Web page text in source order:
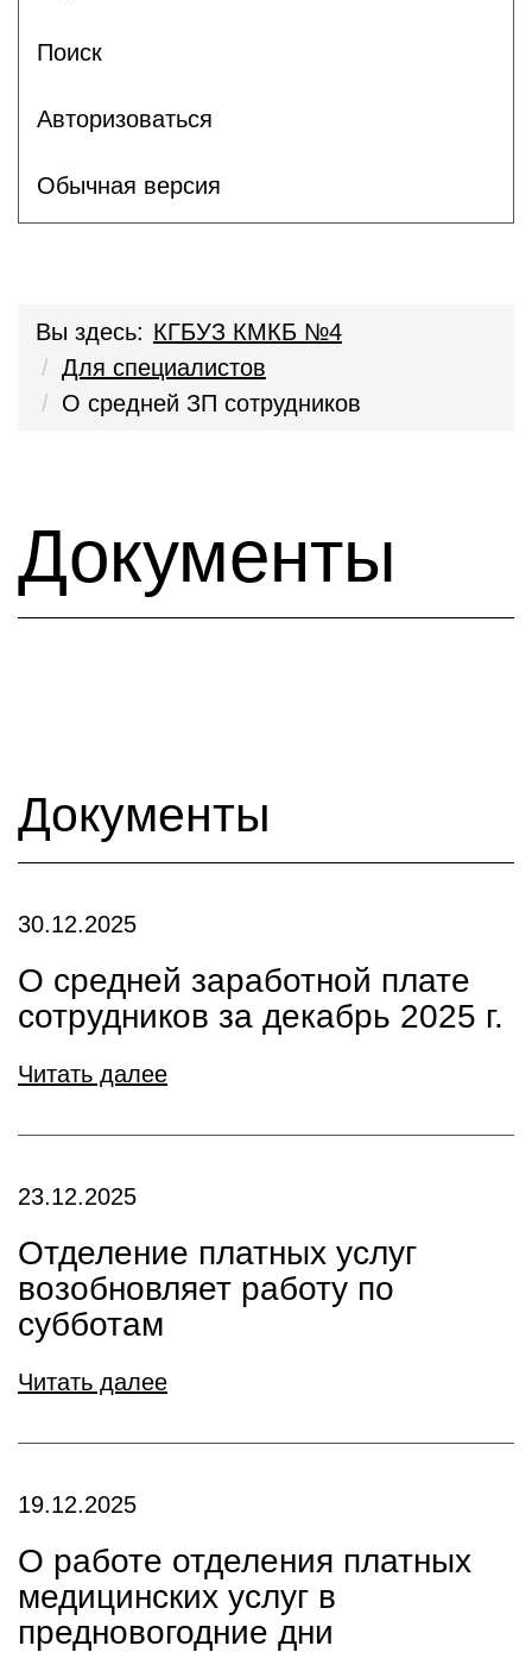
Поиск
Авторизоваться
Обычная версия
Вы здесь: КГБУЗ КМКБ №4
Для специалистов
О средней ЗП сотрудников
Документы
Документы
30.12.2025
О средней заработной плате
сотрудников за декабрь 2025 г.
Читать далее
23.12.2025
Отделение платных услуг
возобновляет работу по
субботам
Читать далее
19.12.2025
О работе отделения платных
медицинских услуг в
предновогодние дни